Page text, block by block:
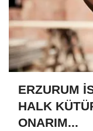
ERZURUM
HALK
ONARIM...